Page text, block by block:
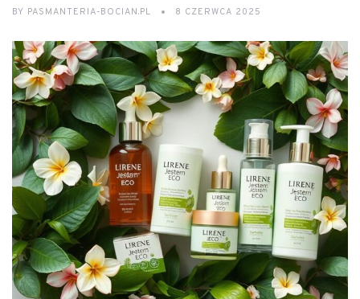
BY PASMANTERIA-BOCIAN.PL 8 CZERWCA 2025